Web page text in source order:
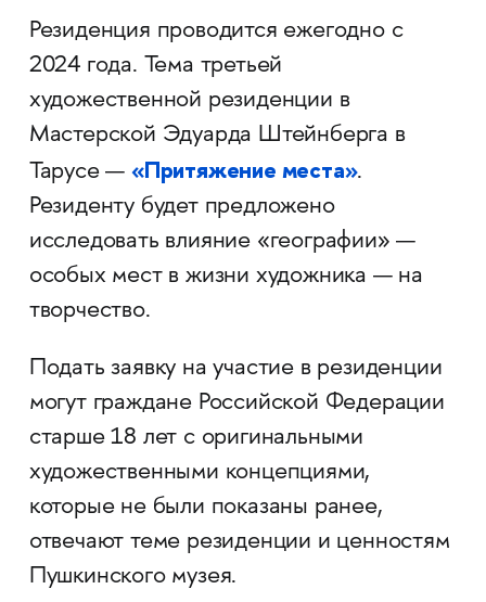
Резиденция проводится ежегодно с
2024 года. Тема третьей
художественной резиденции в
Мастерской Эдуарда Штейнберга в
Тарусе —«Притяжение места».
Резиденту будет предложено
исследовать влияние «географии» —
особых мест в жизни художника — на
творчество.
Подать заявку на участие в резиденции
могут граждане Российской Федерации
старше 18 лет с оригинальными
художественными концепциями,
которые не были показаны ранее,
отвечают теме резиденции и ценностям
Пушкинского музея.